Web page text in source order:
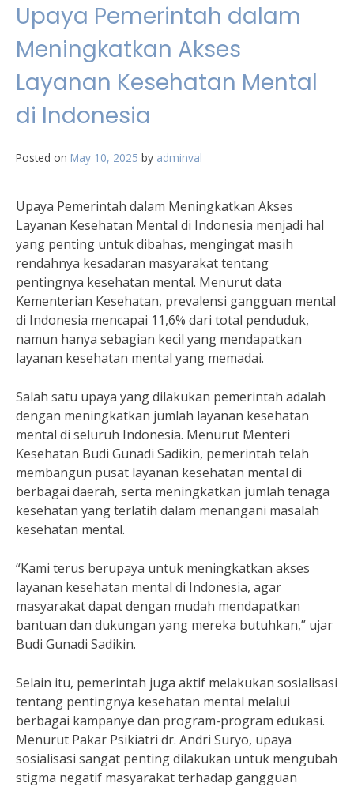
Upaya Pemerintah dalam
Meningkatkan Akses
Layanan Kesehatan Mental
di Indonesia
Posted on May 10, 2025 by adminval
Upaya Pemerintah dalam Meningkatkan Akses
Layanan Kesehatan Mental di Indonesia menjadi hal
yang penting untuk dibahas, mengingat masih
rendahnya kesadaran masyarakat tentang
pentingnya kesehatan mental. Menurut data
Kementerian Kesehatan, prevalensi gangguan mental
di Indonesia mencapai 11,6% dari total penduduk,
namun hanya sebagian kecil yang mendapatkan
layanan kesehatan mental yang memadai.
Salah satu upaya yang dilakukan pemerintah adalah
dengan meningkatkan jumlah layanan kesehatan
mental di seluruh Indonesia. Menurut Menteri
Kesehatan Budi Gunadi Sadikin, pemerintah telah
membangun pusat layanan kesehatan mental di
berbagai daerah, serta meningkatkan jumlah tenaga
kesehatan yang terlatih dalam menangani masalah
kesehatan mental.
“Kami terus berupaya untuk meningkatkan akses
layanan kesehatan mental di Indonesia, agar
masyarakat dapat dengan mudah mendapatkan
bantuan dan dukungan yang mereka butuhkan,” ujar
Budi Gunadi Sadikin.
Selain itu, pemerintah juga aktif melakukan sosialisasi
tentang pentingnya kesehatan mental melalui
berbagai kampanye dan program-program edukasi.
Menurut Pakar Psikiatri dr. Andri Suryo, upaya
sosialisasi sangat penting dilakukan untuk mengubah
stigma negatif masyarakat terhadap gangguan